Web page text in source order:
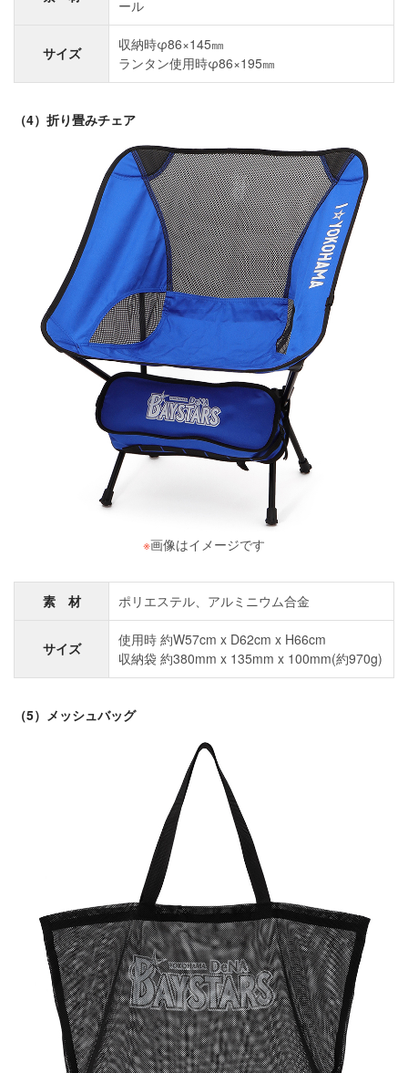
ール
サイズ
収納時φ86×145㎜
ランタン使用時φ86×195㎜
（4）折り畳みチェア
※画像はイメージです
素 材 ポリエステル、アルミニウム合金
サイズ
使用時 約W57cm x D62cm x H66cm
収納袋 約380mm x 135mm x 100mm(約970g)
（5）メッシュバッグ